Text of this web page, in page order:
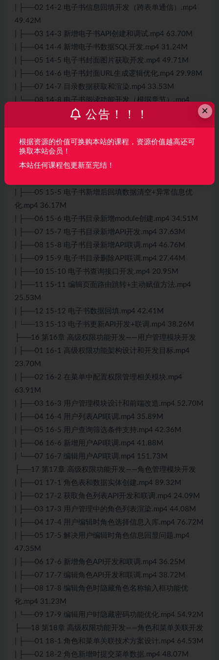
| ├──02 14-2 电子书信息回填开发（跨表单通信）.mp4
49.42M
| ├──03 14-3 新增电子书API创建和调试.mp4 63.70M
| ├──04 14-4 新增电子书数据SQL开发.mp4 31.24M
| ├──05 14-5 电子书封面图片获取开发.mp4 49.71M
| ├──06 14-6 电子书封面URL生成逻辑优化.mp4 29.98M
| ├──07 14-7 目录数据获取和渲染.mp4 33.53M
| └──08 14-8 电子书阅读功能开发（根据章节）.mp4
├──15 第15章 电子书详情、编辑和删除功能开发
| ├──01 15-1 删除电子书的前端交互开发.mp4 32.18M
| ├──02 15-2 删除电子书API开发.mp4 38.71M
| ├──03 15-3 电子书删除功能前后端联调.mp4 24.47M
| ├──05 15-5 电子书新增后回填数据清空+异常信息优
化.mp4 36.17M
| ├──06 15-6 电子书目录新增module创建.mp4 34.51M
| ├──07 15-7 电子书目录新增API开发.mp4 37.63M
| ├──08 15-8 电子书目录新增API联调.mp4 46.76M
| ├──09 15-9 电子书目录删除API联调.mp4 27.44M
| ├──10 15-10 电子书查询接口开发.mp4 20.95M
| ├──11 15-11 编辑页面路由跳转+主动赋值方法.mp4
25.53M
| ├──12 15-12 电子书数据回填.mp4 42.41M
| └──13 15-13 电子书更新API开发+联调.mp4 38.26M
├──16 第16章 高级权限功能开发——用户管理模块开发
| ├──01 16-1 高级权限功能架构设计和开发目标.mp4
23.70M
| ├──02 16-2 在菜单中配置权限管理相关模块.mp4
63.91M
| ├──03 16-3 用户管理模块设计和前端改造.mp4 52.70M
| ├──04 16-4 用户列表API联调.mp4 35.89M
| ├──05 16-5 用户查询筛选条件支持.mp4 42.36M
| ├──06 16-6 新增用户API联调.mp4 41.88M
| └──07 16-7 编辑用户API联调.mp4 151.73M
├──17 第17章 高级权限功能开发——角色管理模块开发
| ├──01 17-1 角色表和数据实体创建.mp4 89.32M
| ├──02 17-2 获取角色列表API开发和联调.mp4 24.09M
| ├──03 17-3 用户管理中的角色列表渲染.mp4 44.08M
| ├──04 17-4 用户编辑时角色选择信息入库.mp4 76.72M
| ├──05 17-5 解决用户编辑时角色信息回显问题.mp4
47.35M
| ├──06 17-6 新增角色API开发和联调.mp4 36.25M
| ├──07 17-7 编辑角色API开发和联调.mp4 38.72M
| ├──08 17-8 编辑角色时隐藏角色名称输入框功能优
化.mp4 31.23M
| └──09 17-9 编辑用户时隐藏密码功能优化.mp4 54.92M
├──18 第18章 高级权限功能开发——角色和菜单关联开发
| ├──01 18-1 角色和菜单关联技术方案设计.mp4 64.53M
| ├──02 18-2 角色新增时提交菜单数据.mp4 48.07M
×
公告！！！
根据资源的价值可换购本站的课程，资源价值越高还可
换取本站会员！
本站任何课程包更新至完结！